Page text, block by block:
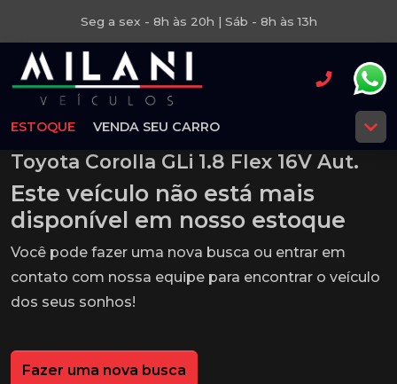
Seg a sex - 8h às 20h | Sáb - 8h às 13h
ESTOQUE VENDA SEU CARRO
Toyota Corolla GLi 1.8 Flex 16V Aut.
Este veículo não está mais
disponível em nosso estoque
Você pode fazer uma nova busca ou entrar em
contato com nossa equipe para encontrar o veículo
dos seus sonhos!
Fazer uma nova busca